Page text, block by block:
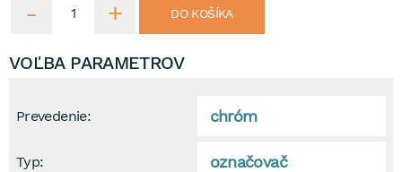
DO KOŠÍKA
VOĽBA PARAMETROV
Prevedenie: chróm
Typ: označovač